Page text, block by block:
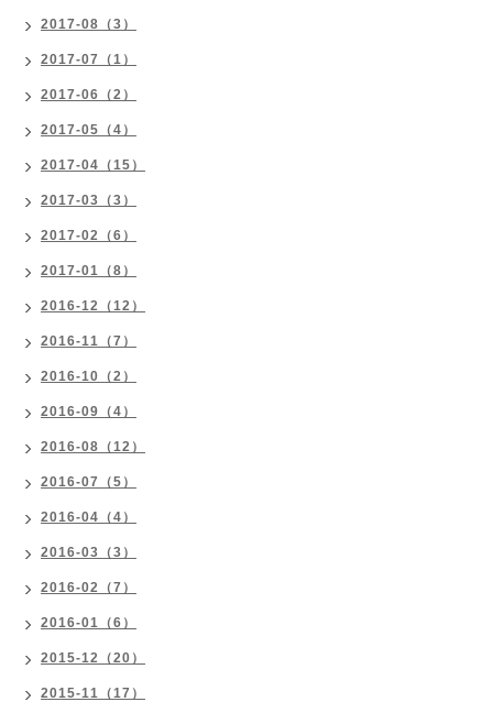
2017-08（3）
2017-07（1）
2017-06（2）
2017-05（4）
2017-04（15）
2017-03（3）
2017-02（6）
2017-01（8）
2016-12（12）
2016-11（7）
2016-10（2）
2016-09（4）
2016-08（12）
2016-07（5）
2016-04（4）
2016-03（3）
2016-02（7）
2016-01（6）
2015-12（20）
2015-11（17）